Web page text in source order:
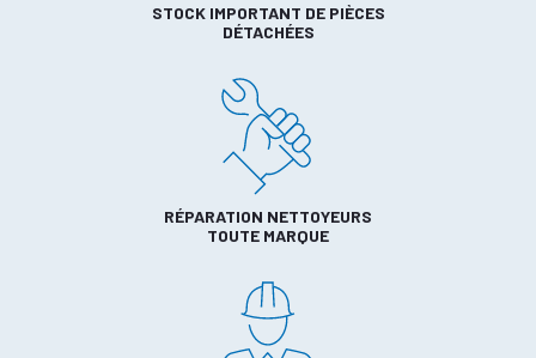
STOCK IMPORTANT DE PIÈCES
DÉTACHÉES
RÉPARATION NETTOYEURS
TOUTE MARQUE